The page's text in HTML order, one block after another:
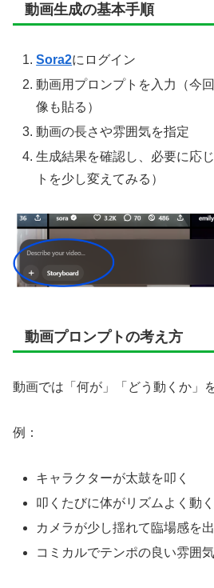
動画生成の基本手順
Sora2にログイン
動画用プロンプトを入力（今
像も貼る）
動画の長さや雰囲気を指定
生成結果を確認し、必要に応
トを少し変えてみる）
動画プロンプトの考え方
動画では「何が」「どう動くか」
例：
キャラクターが太鼓を叩く
叩くたびに体がリズムよく動く
カメラが少し揺れて臨場感を
コミカルでテンポの良い雰囲気